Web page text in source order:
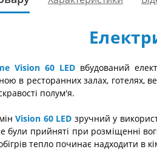
Vision 60 LEDвбудований
в ресторанних залах, готелях,
полум'я.
Vision 60 LED зручний у
були прийняті при розміщенні
тепло починає надходити в